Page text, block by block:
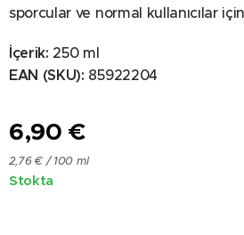
sporcular ve normal kullanıcılar
İçerik: 250 ml
EAN (SKU): 85922204
6,90 €
2,76 € / 100 ml
Stokta